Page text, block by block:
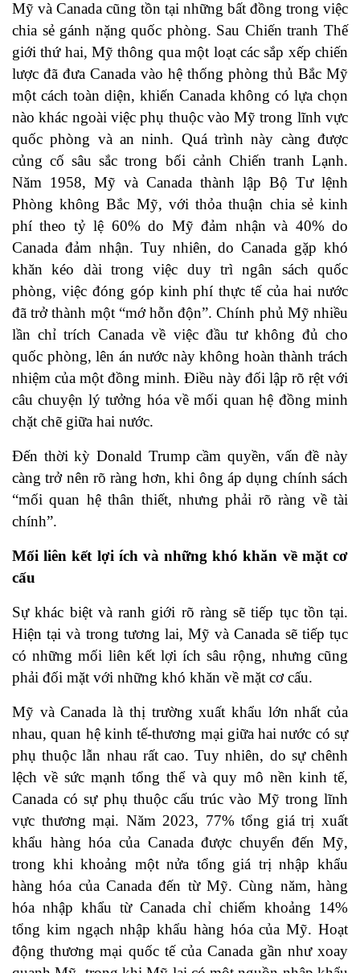
Mỹ và Canada cũng tồn tại những bất đồng trong việc
chia sẻ gánh nặng quốc phòng. Sau Chiến tranh Thế
giới thứ hai, Mỹ thông qua một loạt các sắp xếp chiến
lược đã đưa Canada vào hệ thống phòng thủ Bắc Mỹ
một cách toàn diện, khiến Canada không có lựa chọn
nào khác ngoài việc phụ thuộc vào Mỹ trong lĩnh vực
quốc phòng và an ninh. Quá trình này càng được
củng cố sâu sắc trong bối cảnh Chiến tranh Lạnh.
Năm 1958, Mỹ và Canada thành lập Bộ Tư lệnh
Phòng không Bắc Mỹ, với thỏa thuận chia sẻ kinh
phí theo tỷ lệ 60% do Mỹ đảm nhận và 40% do
Canada đảm nhận. Tuy nhiên, do Canada gặp khó
khăn kéo dài trong việc duy trì ngân sách quốc
phòng, việc đóng góp kinh phí thực tế của hai nước
đã trở thành một “mớ hỗn độn”. Chính phủ Mỹ nhiều
lần chỉ trích Canada về việc đầu tư không đủ cho
quốc phòng, lên án nước này không hoàn thành trách
nhiệm của một đồng minh. Điều này đối lập rõ rệt với
câu chuyện lý tưởng hóa về mối quan hệ đồng minh
chặt chẽ giữa hai nước.
Đến thời kỳ Donald Trump cầm quyền, vấn đề này
càng trở nên rõ ràng hơn, khi ông áp dụng chính sách
“mối quan hệ thân thiết, nhưng phải rõ ràng về tài
chính”.
Mối liên kết lợi ích và những khó khăn về mặt cơ
cấu
Sự khác biệt và ranh giới rõ ràng sẽ tiếp tục tồn tại.
Hiện tại và trong tương lai, Mỹ và Canada sẽ tiếp tục
có những mối liên kết lợi ích sâu rộng, nhưng cũng
phải đối mặt với những khó khăn về mặt cơ cấu.
Mỹ và Canada là thị trường xuất khẩu lớn nhất của
nhau, quan hệ kinh tế-thương mại giữa hai nước có sự
phụ thuộc lẫn nhau rất cao. Tuy nhiên, do sự chênh
lệch về sức mạnh tổng thể và quy mô nền kinh tế,
Canada có sự phụ thuộc cấu trúc vào Mỹ trong lĩnh
vực thương mại. Năm 2023, 77% tổng giá trị xuất
khẩu hàng hóa của Canada được chuyển đến Mỹ,
trong khi khoảng một nửa tổng giá trị nhập khẩu
hàng hóa của Canada đến từ Mỹ. Cùng năm, hàng
hóa nhập khẩu từ Canada chỉ chiếm khoảng 14%
tổng kim ngạch nhập khẩu hàng hóa của Mỹ. Hoạt
động thương mại quốc tế của Canada gần như xoay